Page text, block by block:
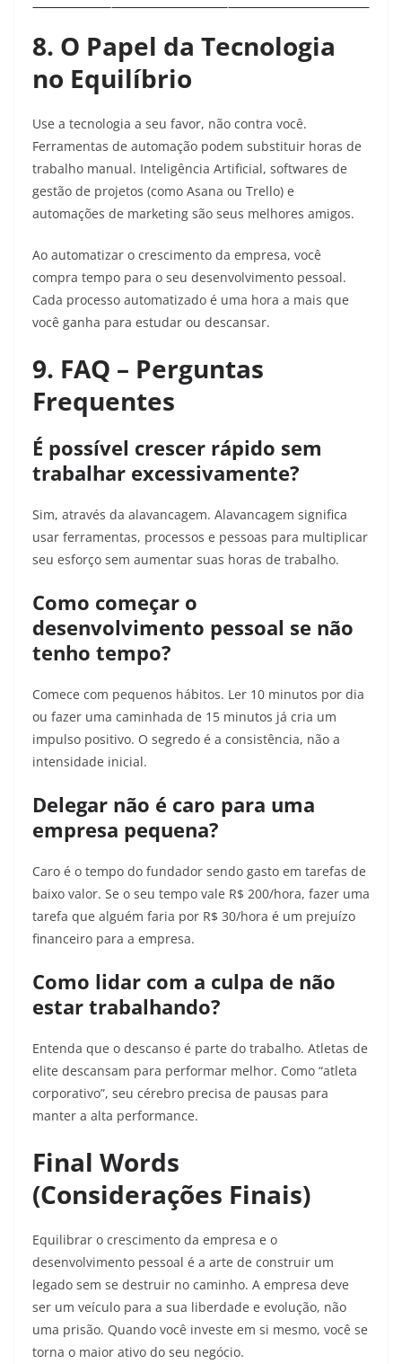
8. O Papel da Tecnologia
no Equilíbrio
Use a tecnologia a seu favor, não contra você.
Ferramentas de automação podem substituir horas de
trabalho manual. Inteligência Artificial, softwares de
gestão de projetos (como Asana ou Trello) e
automações de marketing são seus melhores amigos.
Ao automatizar o crescimento da empresa, você
compra tempo para o seu desenvolvimento pessoal.
Cada processo automatizado é uma hora a mais que
você ganha para estudar ou descansar.
9. FAQ – Perguntas
Frequentes
É possível crescer rápido sem
trabalhar excessivamente?
Sim, através da alavancagem. Alavancagem significa
usar ferramentas, processos e pessoas para multiplicar
seu esforço sem aumentar suas horas de trabalho.
Como começar o
desenvolvimento pessoal se não
tenho tempo?
Comece com pequenos hábitos. Ler 10 minutos por dia
ou fazer uma caminhada de 15 minutos já cria um
impulso positivo. O segredo é a consistência, não a
intensidade inicial.
Delegar não é caro para uma
empresa pequena?
Caro é o tempo do fundador sendo gasto em tarefas de
baixo valor. Se o seu tempo vale R$ 200/hora, fazer uma
tarefa que alguém faria por R$ 30/hora é um prejuízo
financeiro para a empresa.
Como lidar com a culpa de não
estar trabalhando?
Entenda que o descanso é parte do trabalho. Atletas de
elite descansam para performar melhor. Como “atleta
corporativo”, seu cérebro precisa de pausas para
manter a alta performance.
Final Words
(Considerações Finais)
Equilibrar o crescimento da empresa e o
desenvolvimento pessoal é a arte de construir um
legado sem se destruir no caminho. A empresa deve
ser um veículo para a sua liberdade e evolução, não
uma prisão. Quando você investe em si mesmo, você se
torna o maior ativo do seu negócio.